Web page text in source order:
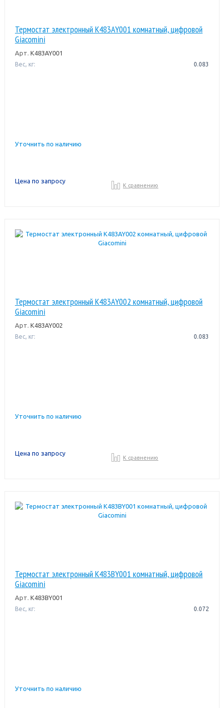
Термостат электронный K483AY001 комнатный, цифровой
Giacomini
Арт. K483AY001
Вес, кг: 0.083
Уточнить по наличию
Цена по запросу
К сравнению
Термостат электронный K483AY002 комнатный, цифровой
Giacomini
Арт. K483AY002
Вес, кг: 0.083
Уточнить по наличию
Цена по запросу
К сравнению
Термостат электронный K483BY001 комнатный, цифровой
Giacomini
Арт. K483BY001
Вес, кг: 0.072
Уточнить по наличию